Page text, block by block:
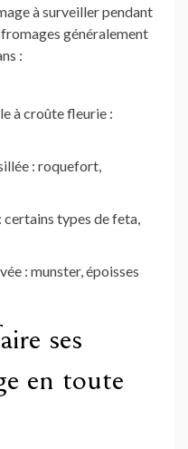
à surveiller pendant
généralement
:
à croûte fleurie :
: roquefort,
certains types de feta,
: munster, époisses
ses
en toute